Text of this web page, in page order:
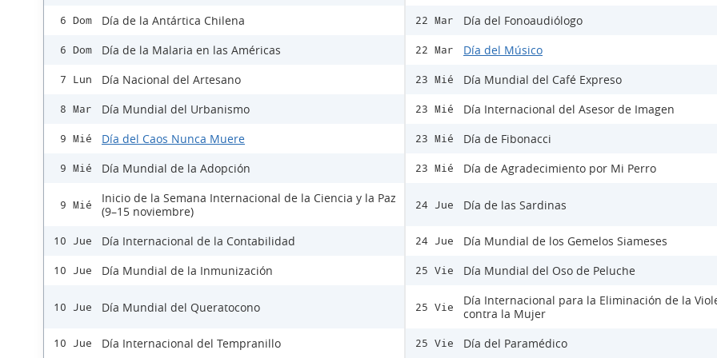
6 Dom Día de la Antártica Chilena
6 Dom Día de la Malaria en las Américas
7 Lun Día Nacional del Artesano
8 Mar Día Mundial del Urbanismo
9 Mié Día del Caos Nunca Muere
9 Mié Día Mundial de la Adopción
9 Mié
Inicio de la Semana Internacional de la Ciencia y la Paz
(9–15 noviembre)
10 Jue Día Internacional de la Contabilidad
10 Jue Día Mundial de la Inmunización
10 Jue Día Mundial del Queratocono
10 Jue Día Internacional del Tempranillo
22 Mar Día del Fonoaudiólogo
22 Mar Día del Músico
23 Mié Día Mundial del Café Expreso
23 Mié Día Internacional del Asesor de Imagen
23 Mié Día de Fibonacci
23 Mié Día de Agradecimiento por Mi Perro
24 Jue Día de las Sardinas
24 Jue Día Mundial de los Gemelos Siameses
25 Vie Día Mundial del Oso de Peluche
25 Vie
Día Internacional para la Eliminación de la
contra la Mujer
25 Vie Día del Paramédico